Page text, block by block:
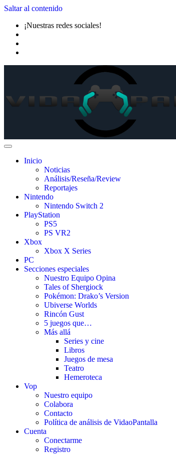
Saltar al contenido
¡Nuestras redes sociales!
Inicio
Noticias
Análisis/Reseña/Review
Reportajes
Nintendo
Nintendo Switch 2
PlayStation
PS5
PS VR2
Xbox
Xbox X Series
PC
Secciones especiales
Nuestro Equipo Opina
Tales of Shergiock
Pokémon: Drako’s Version
Ubiverse Worlds
Rincón Gust
5 juegos que…
Más allá
Series y cine
Libros
Juegos de mesa
Teatro
Hemeroteca
Vop
Nuestro equipo
Colabora
Contacto
Política de análisis de VidaoPantalla
Cuenta
Conectarme
Registro